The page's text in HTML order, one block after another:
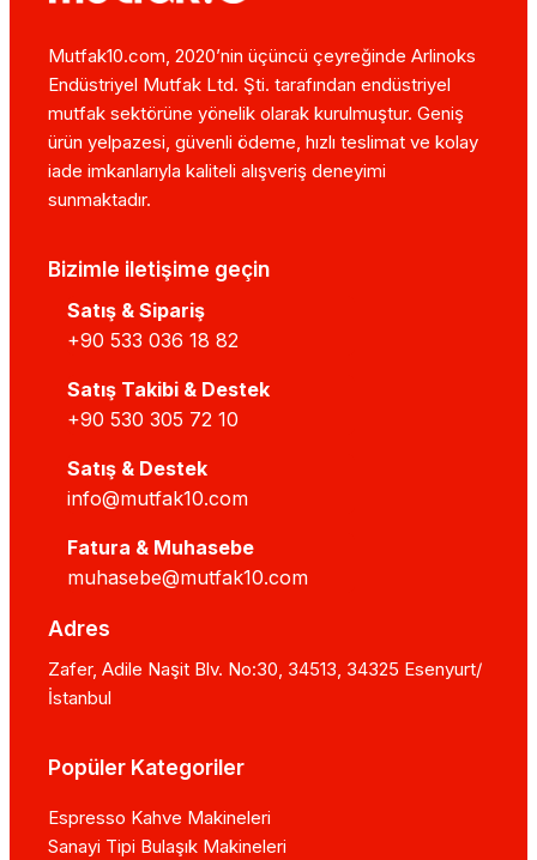
Mutfak10.com, 2020’nin üçüncü çeyreğinde Arlinoks
Endüstriyel Mutfak Ltd. Şti. tarafından endüstriyel
mutfak sektörüne yönelik olarak kurulmuştur. Geniş
ürün yelpazesi, güvenli ödeme, hızlı teslimat ve kolay
iade imkanlarıyla kaliteli alışveriş deneyimi
sunmaktadır.
Bizimle iletişime geçin
Satış & Sipariş
+90 533 036 18 82
Satış Takibi & Destek
+90 530 305 72 10
Satış & Destek
info@mutfak10.com
Fatura & Muhasebe
muhasebe@mutfak10.com
Adres
Zafer, Adile Naşit Blv. No:30, 34513, 34325 Esenyurt/
İstanbul
Popüler Kategoriler
Espresso Kahve Makineleri
Sanayi Tipi Bulaşık Makineleri